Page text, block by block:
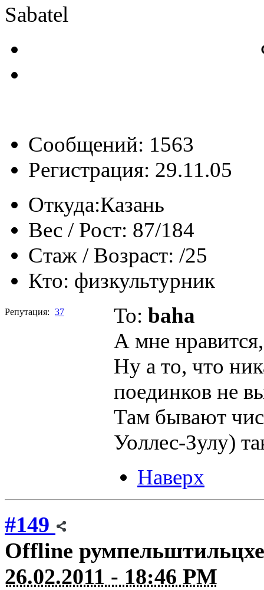
Sabatel
Сообщений: 1563
Регистрация: 29.11.05
Откуда:Казань
Вес / Рост: 87/184
Стаж / Возраст: /25
Кто: физкультурник
Репутация: 37 To: baha
А мне
Ну а то, что
поединков не
Там бывают
Уоллес-Зулу)
Наверх
#149
Offline
26.02.2011 - 18:46 PM